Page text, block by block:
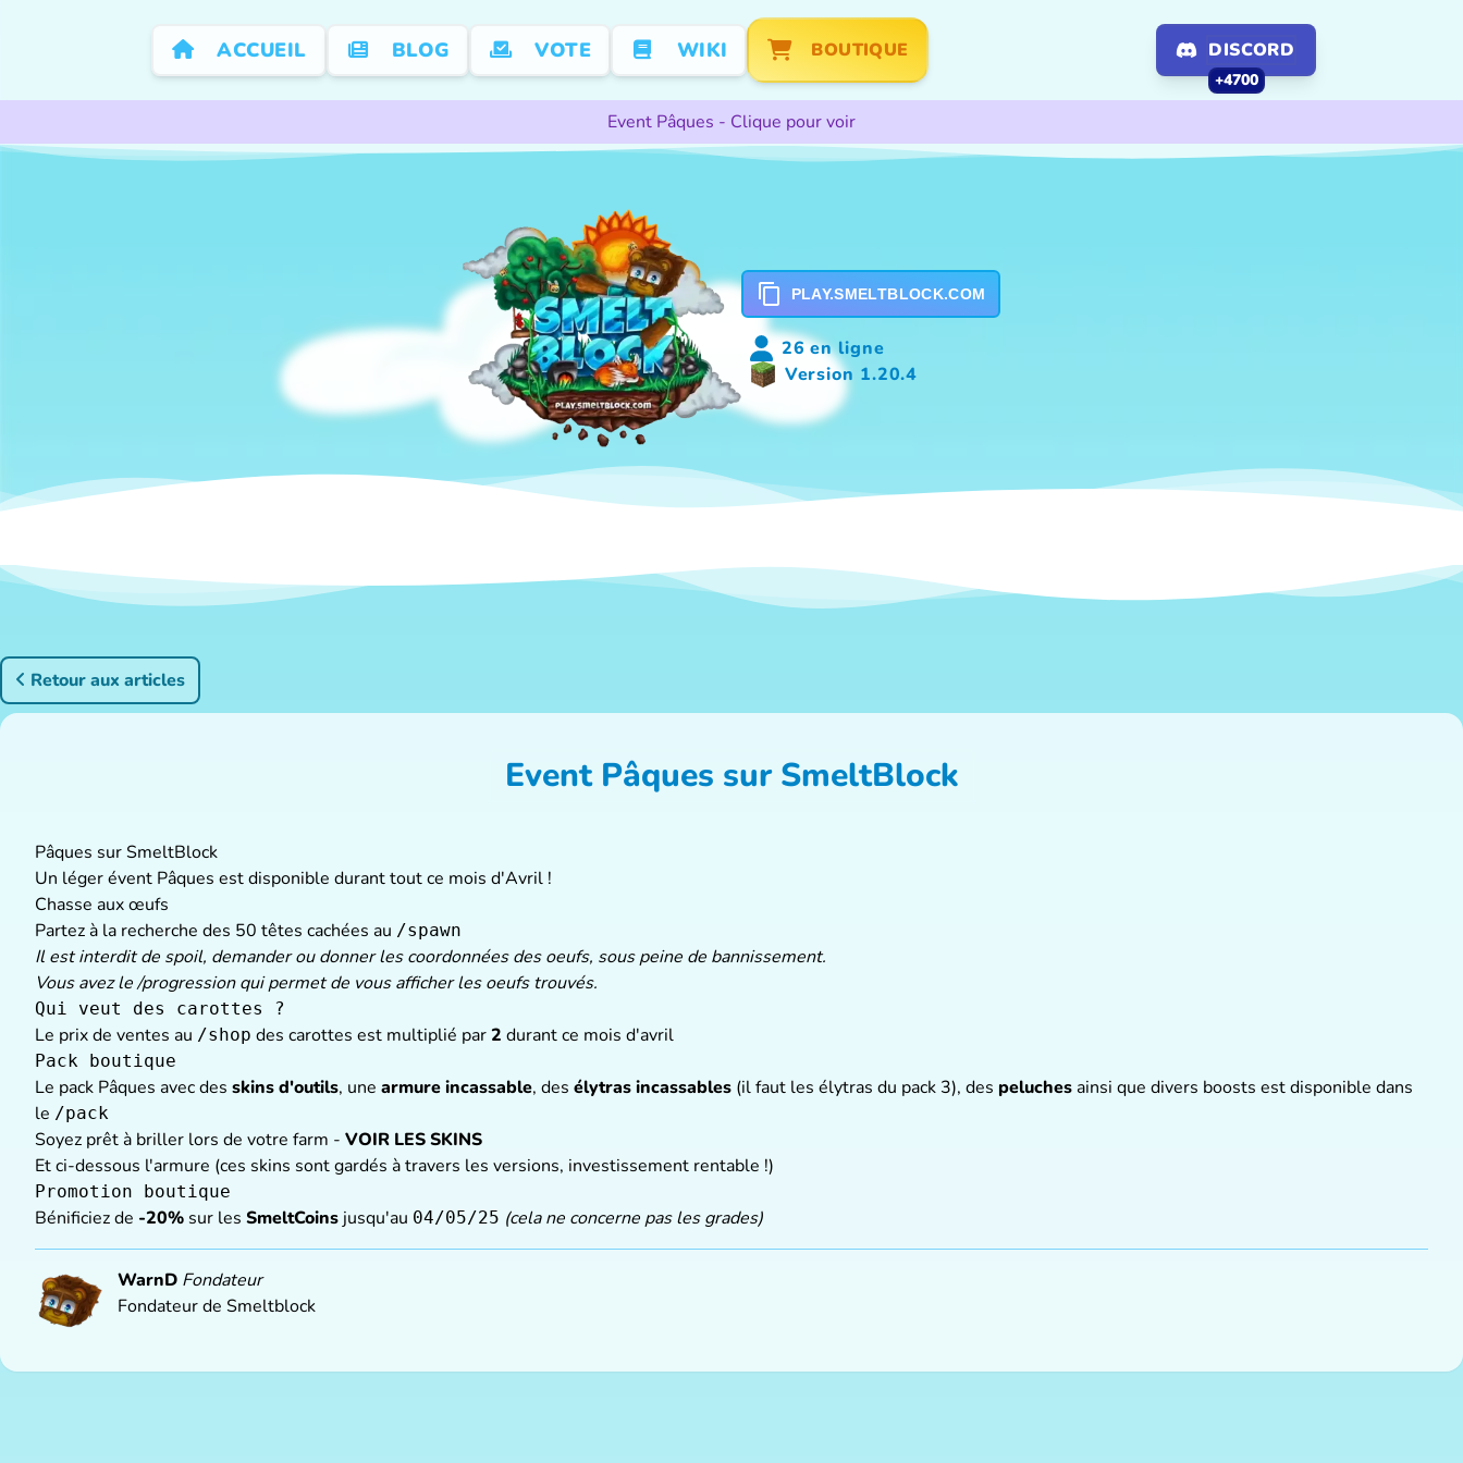
ACCUEIL BLOG VOTE WIKI BOUTIQUE DISCORD
+4700
Event Pâques - Clique pour voir
PLAY.SMELTBLOCK.COM
26 en ligne
Version 1.20.4
Retour aux articles
Event Pâques sur SmeltBlock
Pâques sur SmeltBlock
Un léger évent Pâques est disponible durant tout ce mois d'Avril !
Chasse aux œufs
Partez à la recherche des 50 têtes cachées au /spawn
Il est interdit de spoil, demander ou donner les coordonnées des oeufs, sous peine de bannissement.
Vous avez le /progression qui permet de vous afficher les oeufs trouvés.
Qui veut des carottes ?
Le prix de ventes au /shop des carottes est multiplié par2 durant ce mois d'avril
Pack boutique
Le pack Pâques avec des skins d'outils, une armure incassable, des élytras incassables (il faut les élytras du pack 3), des peluches ainsi que divers boosts est disponible dans
le /pack
Soyez prêt à briller lors de votre farm - VOIR LES SKINS
Et ci-dessous l'armure (ces skins sont gardés à travers les versions, investissement rentable !)
Promotion boutique
Bénificiez de -20% sur les SmeltCoinsjusqu'au 04/05/25 (cela ne concerne pas les grades)
WarnD Fondateur
Fondateur de Smeltblock